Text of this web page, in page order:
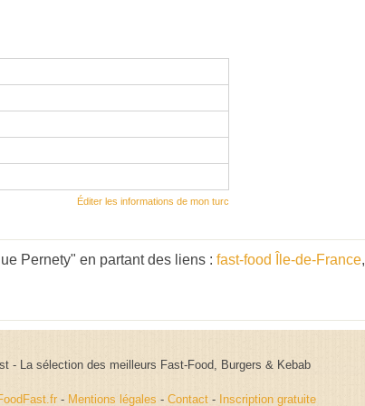
Éditer les informations de mon turc
Pernety" en partant des liens : fast-food Île-de-France,
- La sélection des meilleurs Fast-Food, Burgers & Kebab
- Mentions légales - Contact- Inscription gratuite